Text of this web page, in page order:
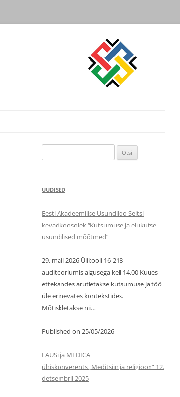
UUDISED
Eesti Akadeemilise Usundiloo Seltsi
kevadkoosolek “Kutsumuse ja elukutse
usundilised mõõtmed”
29. mail 2026 Ülikooli 16-218
auditooriumis algusega kell 14.00 Kuues
ettekandes arutletakse kutsumuse ja töö
üle erinevates kontekstides.
Mõtiskletakse nii…
Published on 25/05/2026
EAUSi ja MEDICA
ühiskonverents „Meditsiin ja religioon“ 12.
detsembril 2025